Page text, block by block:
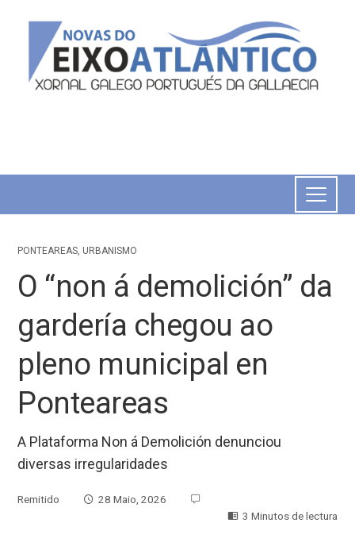
PONTEAREAS, URBANISMO
O “non á demolición” da
gardería chegou ao
pleno municipal en
Ponteareas
A Plataforma Non á Demolición denunciou
diversas irregularidades
Remitido
28 Maio, 2026
3 Minutos de lectura